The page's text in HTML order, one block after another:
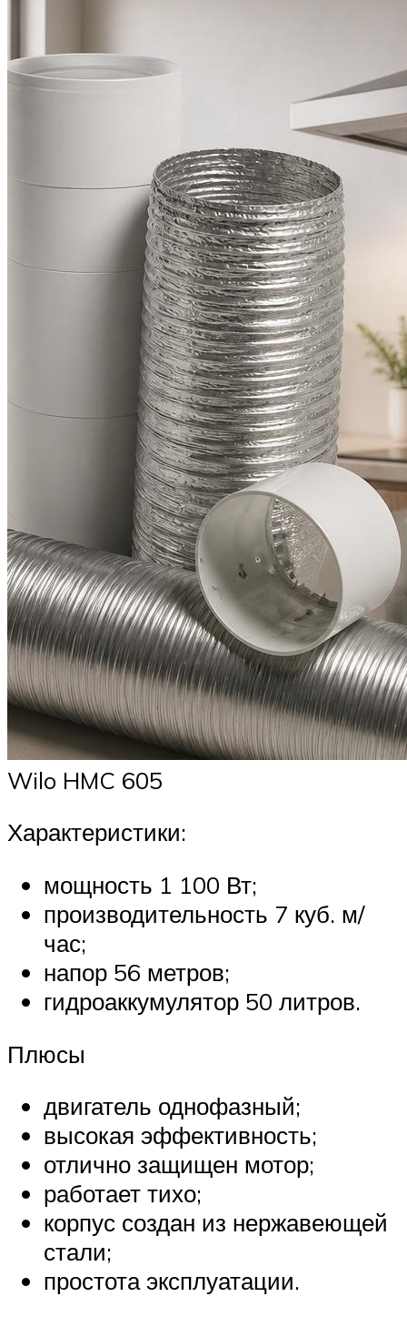
Wilo HMC 605
Характеристики:
мощность 1 100 Вт;
производительность 7 куб. м/
час;
напор 56 метров;
гидроаккумулятор 50 литров.
Плюсы
двигатель однофазный;
высокая эффективность;
отлично защищен мотор;
работает тихо;
корпус создан из нержавеющей
стали;
простота эксплуатации.